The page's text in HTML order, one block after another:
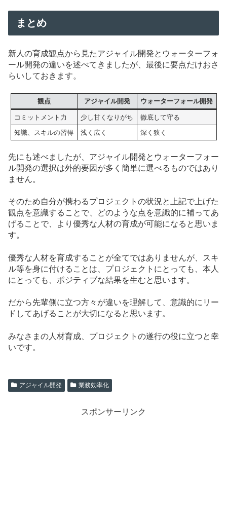
まとめ
新人の育成観点から見たアジャイル開発とウォーターフォ
ール開発の違いを述べてきましたが、最後に要点だけおさ
らいしておきます。
観点 アジャイル開発 ウォーターフォール開発
コミットメント力 少し甘くなりがち
徹底して守る
知識、スキルの習得
浅く広く 深く狭く
先にも述べましたが、アジャイル開発とウォーターフォー
ル開発の選択は外的要因が多く簡単に選べるものではあり
ません。
そのため自分が携わるプロジェクトの状況と上記で上げた
観点を意識することで、どのような点を意識的に補ってあ
げることで、より優秀な人材の育成が可能になると思いま
す。
優秀な人材を育成することが全てではありませんが、スキ
ル等を身に付けることは、プロジェクトにとっても、本人
にとっても、ポジティブな結果を生むと思います。
だから先輩側に立つ方々が違いを理解して、意識的にリー
ドしてあげることが大切になると思います。
みなさまの人材育成、プロジェクトの遂行の役に立つと幸
いです。
アジャイル開発 業務効率化
スポンサーリンク